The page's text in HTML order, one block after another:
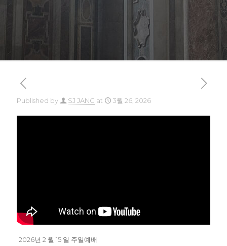
Published by SJ JANG at 3월 26, 2026
2026년 2 월 15 일 주일예배